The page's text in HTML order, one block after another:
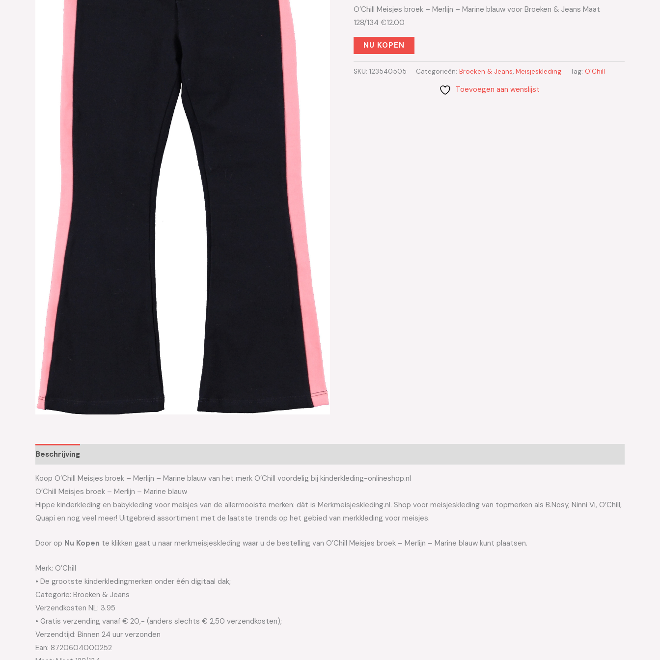
O’Chill Meisjes broek – Merlijn – Marine blauw voor Broeken & Jeans Maat
128/134 €12.00
NU KOPEN
SKU: 123540505 Categorieën: Broeken & Jeans, Meisjeskleding Tag: O'Chill
Toevoegen aan wenslijst
Beschrijving
Koop O’Chill Meisjes broek – Merlijn – Marine blauw van het merk O’Chill voordelig bij kinderkleding-onlineshop.nl
O’Chill Meisjes broek – Merlijn – Marine blauw
Hippe kinderkleding en babykleding voor meisjes van de allermooiste merken: dát is Merkmeisjeskleding.nl. Shop voor meisjeskleding van topmerken als B.Nosy, Ninni Vi, O’Chill,
Quapi en nog veel meer! Uitgebreid assortiment met de laatste trends op het gebied van merkkleding voor meisjes.
Door op Nu Kopen te klikken gaat u naar merkmeisjeskleding waar u de bestelling van O’Chill Meisjes broek – Merlijn – Marine blauw kunt plaatsen.
Merk: O’Chill
• De grootste kinderkledingmerken onder één digitaal dak;
Categorie: Broeken & Jeans
Verzendkosten NL: 3.95
• Gratis verzending vanaf € 20,- (anders slechts € 2,50 verzendkosten);
Verzendtijd: Binnen 24 uur verzonden
Ean: 8720604000252